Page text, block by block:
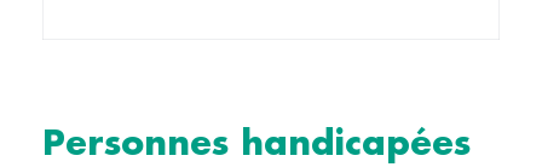
Personnes handicapées